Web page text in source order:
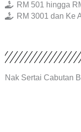
RM 501 hingga
RM 3001 dan Ke
Nak Sertai Cabutan